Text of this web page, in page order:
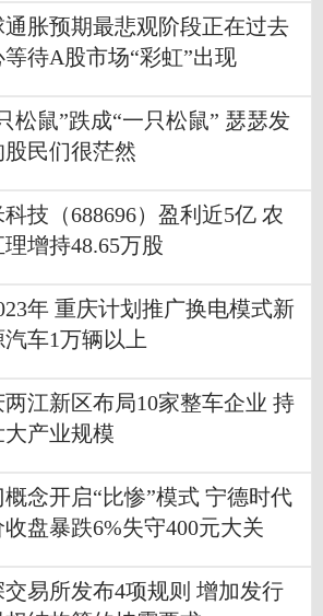
通胀预期最悲观阶段正在过去
等待A股市场“彩虹”出现
松鼠”跌成“一只松鼠” 瑟瑟发
股民们很茫然
技（688696）盈利近5亿 农
增持48.65万股
年 重庆计划推广换电模式新
汽车1万辆以上
两江新区布局10家整车企业 持
大产业规模
概念开启“比惨”模式 宁德时代
收盘暴跌6%失守400元大关
交易所发布4项规则 增加发行